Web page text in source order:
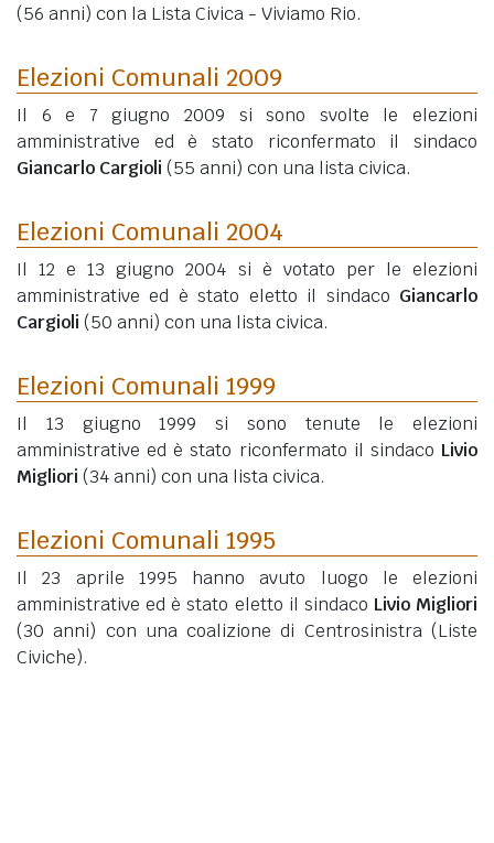
(56 anni) con la Lista Civica - Viviamo Rio.
Elezioni Comunali 2009
Il 6 e 7 giugno 2009 si sono svolte le elezioni
amministrative ed è stato riconfermato il sindaco
Giancarlo Cargioli (55 anni) con una lista civica.
Elezioni Comunali 2004
Il 12 e 13 giugno 2004 si è votato per le elezioni
amministrative ed è stato eletto il sindaco Giancarlo
Cargioli (50 anni) con una lista civica.
Elezioni Comunali 1999
Il 13 giugno 1999 si sono tenute le elezioni
amministrative ed è stato riconfermato il sindaco Livio
Migliori (34 anni) con una lista civica.
Elezioni Comunali 1995
Il 23 aprile 1995 hanno avuto luogo le elezioni
amministrative ed è stato eletto il sindaco Livio Migliori
(30 anni) con una coalizione di Centrosinistra (Liste
Civiche).